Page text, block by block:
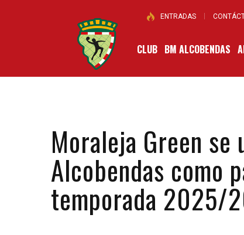
ENTRADAS
CLUB BM ALCOBENDAS
Moraleja Green se
Alcobendas como
temporada 2025/